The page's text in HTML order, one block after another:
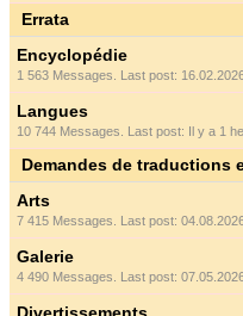
Errata
Encyclopédie
1 563 Messages. Last post:
Langues
10 744 Messages. Last post: Il y a 1
Demandes de traductions
Arts
7 415 Messages. Last post:
Galerie
4 490 Messages. Last post: